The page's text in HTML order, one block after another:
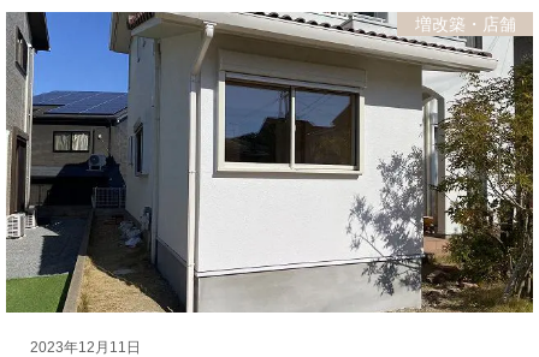
に
移
動
ョ
ン
に
移
動
2023年12月11日
増改築・店舗